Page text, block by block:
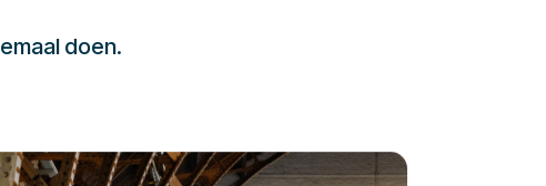
doen.